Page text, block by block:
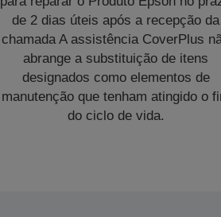
de 2 dias úteis após a recepção da
chamada A assistência CoverPlus
abrange a substituição de itens
designados como elementos de
manutenção que tenham atingido o
do ciclo de vida.